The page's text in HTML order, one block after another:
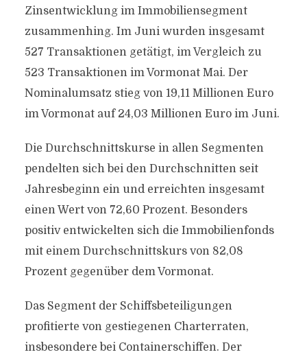
Zinsentwicklung im Immobiliensegment
zusammenhing. Im Juni wurden insgesamt
527 Transaktionen getätigt, im Vergleich zu
523 Transaktionen im Vormonat Mai. Der
Nominalumsatz stieg von 19,11 Millionen Euro
im Vormonat auf 24,03 Millionen Euro im Juni.
Die Durchschnittskurse in allen Segmenten
pendelten sich bei den Durchschnitten seit
Jahresbeginn ein und erreichten insgesamt
einen Wert von 72,60 Prozent. Besonders
positiv entwickelten sich die Immobilienfonds
mit einem Durchschnittskurs von 82,08
Prozent gegenüber dem Vormonat.
Das Segment der Schiffsbeteiligungen
profitierte von gestiegenen Charterraten,
insbesondere bei Containerschiffen. Der